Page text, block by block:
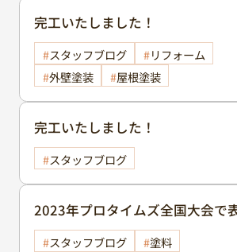
完工いたしました！
スタッフブログ
リフォーム
外壁塗装
屋根塗装
完工いたしました！
スタッフブログ
2023年プロタイムズ全国大会で
ました！
スタッフブログ
塗料